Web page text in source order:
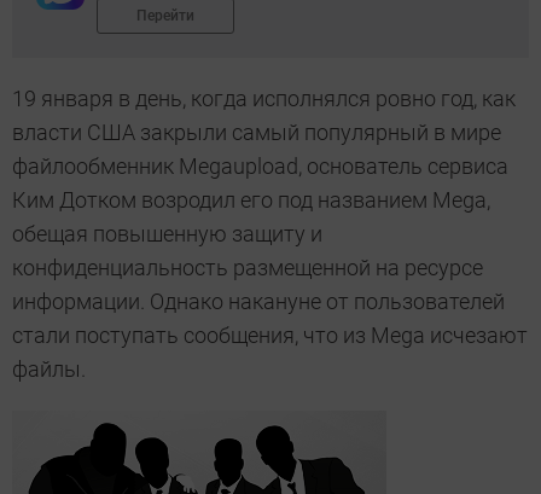
Перейти
19 января в день, когда исполнялся ровно год, как
власти США закрыли самый популярный в мире
файлообменник Megaupload, основатель сервиса
Ким Дотком возродил его под названием Mega,
обещая повышенную защиту и
конфиденциальность размещенной на ресурсе
информации. Однако накануне от пользователей
стали поступать сообщения, что из Mega исчезают
файлы.